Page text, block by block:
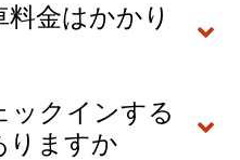
金はかかり
ックインする
りますか